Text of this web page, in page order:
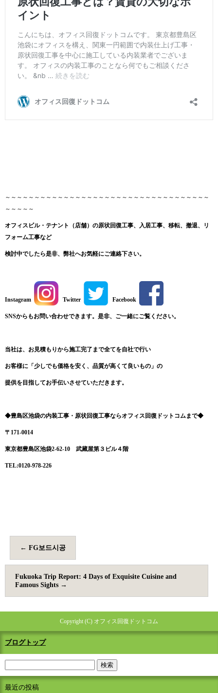
～～～～～～～～～～～～～～～～～～～～～～～～～～～～～～～～～～～
～～～～～
オフィスビル・テナント（店舗）の原状回復工事、入居工事、移転、撤退、リ
フォーム工事など
検討中でしたら是非、弊社へお気軽にご連絡下さい。
Instagram Twitter Facebook
SNSからもお問い合わせできます。是非、ご一緒にご覧ください。
当社は、お見積もりから施工完了まで全てを自社で行い
お客様に「少しでも価格を安く、品質が高くて良いもの」の
提供を目指してお手伝いさせていただきます。
◆豊島区池袋の内装工事・原状回復工事ならオフィス回復ドットコムまで◆
〒171-0014
東京都豊島区池袋2-62-10 武藏屋第３ビル４階
TEL:0120-978-226
← FG보드시공
Fukuoka Trip Report: 4 Days of Exquisite Cuisine and
Famous Sights →
Copyright (C) オフィス回復ドットコム
ブログトップ
最近の投稿